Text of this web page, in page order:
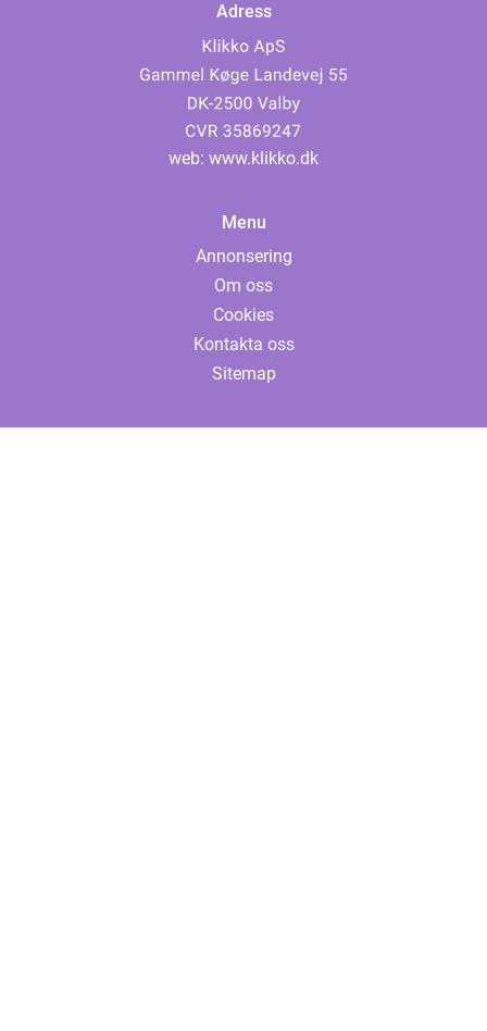
Adress
web: www.klikko.dk
Menu
Annonsering
Om oss
Cookies
Kontakta oss
Sitemap